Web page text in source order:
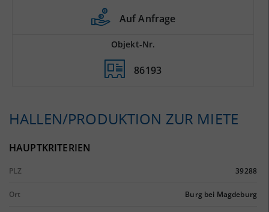
Auf Anfrage
Objekt-Nr.
86193
HALLEN/PRODUKTION ZUR MIETE
HAUPTKRITERIEN
PLZ 39288
Ort Burg bei Magdeburg